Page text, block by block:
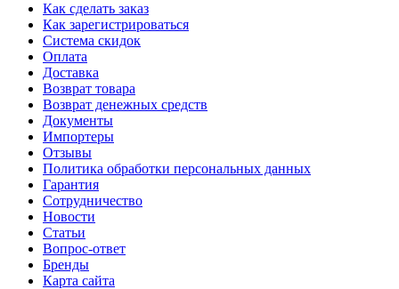
Как сделать заказ
Как зарегистрироваться
Система скидок
Оплата
Доставка
Возврат товара
Возврат денежных средств
Документы
Импортеры
Отзывы
Политика обработки персональных данных
Гарантия
Сотрудничество
Новости
Статьи
Вопрос-ответ
Бренды
Карта сайта